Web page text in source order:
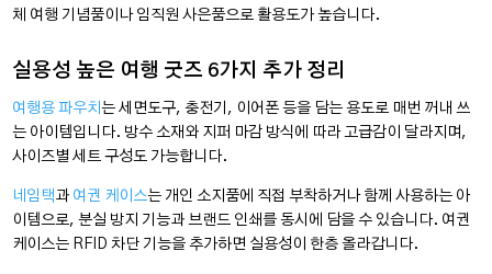
체 여행 기념품이나 임직원 사은품으로 활용도가 높습니다.
실용성 높은 여행 굿즈 6가지 추가 정리
여행용 파우치는 세면도구, 충전기, 이어폰 등을 담는 용도로 매번 꺼내 쓰
는 아이템입니다. 방수 소재와 지퍼 마감 방식에 따라 고급감이 달라지며,
사이즈별 세트 구성도 가능합니다.
네임택과 여권 케이스는 개인 소지품에 직접 부착하거나 함께 사용하는 아
이템으로, 분실 방지 기능과 브랜드 인쇄를 동시에 담을 수 있습니다. 여권
케이스는 RFID 차단 기능을 추가하면 실용성이 한층 올라갑니다.